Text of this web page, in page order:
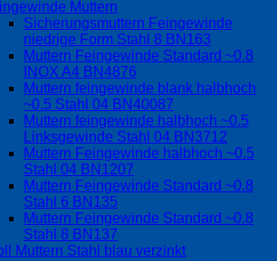
Muttern
Sicherungsmuttern Feingewinde
niedrige Form Stahl 8 BN163
Muttern Feingewinde Standard ~0.8
INOX A4 BN4876
Muttern feingewinde blank halbhoch
~0.5 Stahl 04 BN40087
Muttern feingewinde halbhoch ~0.5
Linksgewinde Stahl 04 BN3712
Muttern Feingewinde halbhoch ~0.5
Stahl 04 BN1207
Muttern Feingewinde Standard ~0.8
Stahl 6 BN135
Muttern Feingewinde Standard ~0.8
Stahl 8 BN137
Muttern Stahl blau verzinkt